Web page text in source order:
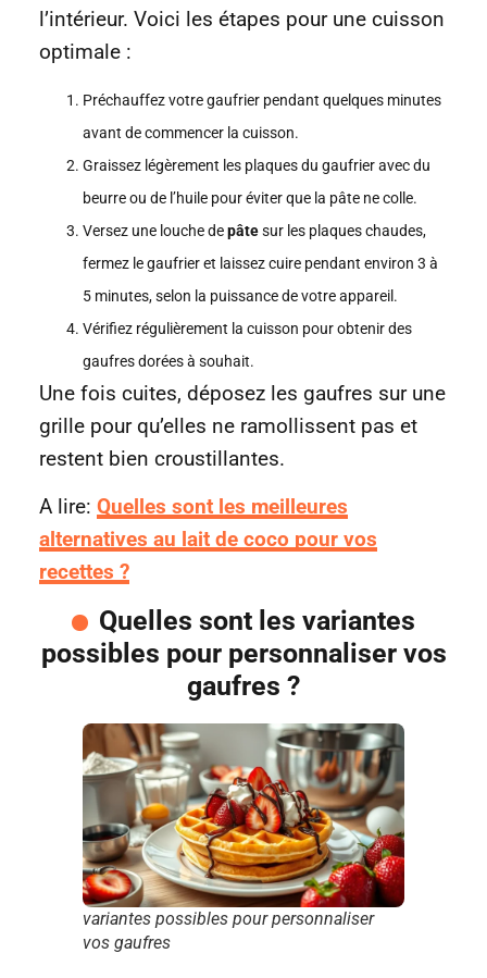
l’intérieur. Voici les étapes pour une cuisson
optimale :
Préchauffez votre gaufrier pendant quelques minutes
avant de commencer la cuisson.
Graissez légèrement les plaques du gaufrier avec du
beurre ou de l’huile pour éviter que la pâte ne colle.
Versez une louche depâtesur les plaques chaudes,
fermez le gaufrier et laissez cuire pendant environ 3 à
5 minutes, selon la puissance de votre appareil.
Vérifiez régulièrement la cuisson pour obtenir des
gaufres dorées à souhait.
Une fois cuites, déposez les gaufres sur une
grille pour qu’elles ne ramollissent pas et
restent bien croustillantes.
A lire: Quelles sont les meilleures
alternatives au lait de coco pour vos
recettes ?
Quelles sont les variantes
possibles pour personnaliser vos
gaufres ?
variantes possibles pour personnaliser
vos gaufres